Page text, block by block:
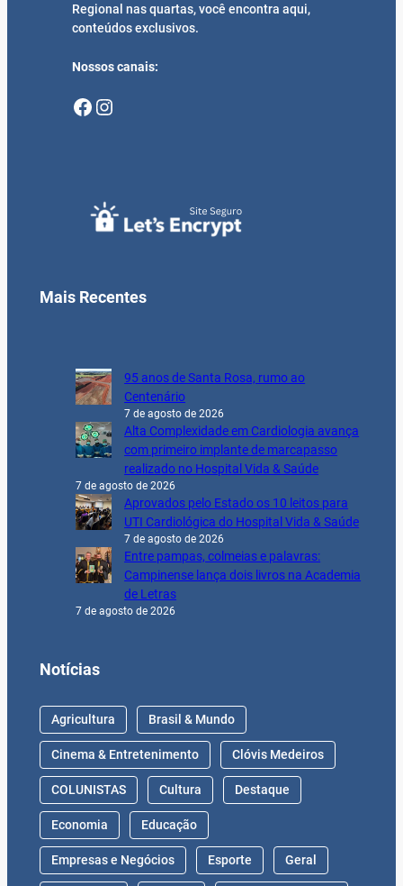
Regional nas quartas, você encontra aqui,
conteúdos exclusivos.
Nossos canais:
Facebook Instagram
Mais Recentes
95 anos de Santa Rosa, rumo ao
Centenário
7 de agosto de 2026
Alta Complexidade em Cardiologia avança
com primeiro implante de marcapasso
realizado no Hospital Vida & Saúde
7 de agosto de 2026
Aprovados pelo Estado os 10 leitos para
UTI Cardiológica do Hospital Vida & Saúde
7 de agosto de 2026
Entre pampas, colmeias e palavras:
Campinense lança dois livros na Academia
de Letras
7 de agosto de 2026
Notícias
Agricultura Brasil & Mundo
Cinema & Entretenimento Clóvis Medeiros
COLUNISTAS Cultura Destaque
Economia Educação
Empresas e Negócios Esporte Geral